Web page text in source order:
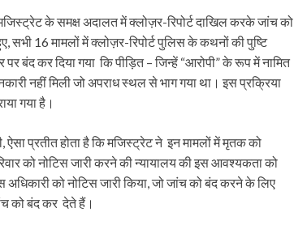
के समक्ष अदालत में क्लोज़र-रिपोर्ट दाखिल करके जांच को
सभी 16 मामलों में क्लोज़र-रिपोर्ट पुलिस के कथनों की पुष्टि
बंद कर दिया गया कि पीड़ित – जिन्हें “आरोपी” के रूप में नामित
नहीं मिली जो अपराध स्थल से भाग गया था। इस प्रक्रिया
गया है।
ऐसा प्रतीत होता है कि मजिस्ट्रेट ने इन मामलों में मृतक को
को नोटिस जारी करने की न्यायालय की इस आवश्यकता को
को नोटिस जारी किया, जो जांच को बंद करने के लिए
को बंद कर देते हैं।